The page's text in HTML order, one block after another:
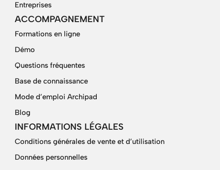
Entreprises
ACCOMPAGNEMENT
Formations en ligne
Démo
Questions fréquentes
Base de connaissance
Mode d’emploi Archipad
Blog
INFORMATIONS LÉGALES
Conditions générales de vente et d’utilisation
Données personnelles